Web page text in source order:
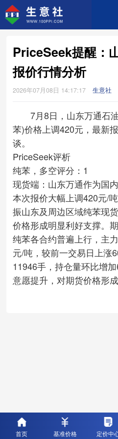
PriceSeek提醒：
报价行情分析
2026年07月08日 14:17:17 生意社
7月8日，山东万通石
苯)价格上调420元，最新
谈。
PriceSeek评析
纯苯，多空评分：1
现货端：山东万通作为国
本次报价大幅上调420元/
振山东及周边区域纯苯现
价格形成明显利好支撑。
纯苯各合约普遍上行，主
元/吨，较前一交易日上涨
11946手，持仓量环比增
意愿提升，对期货价格形成
首页 基准价格 定价中